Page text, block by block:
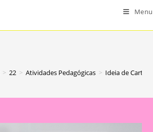
Menu
> 22 > Atividades Pedagógicas > Ideia de